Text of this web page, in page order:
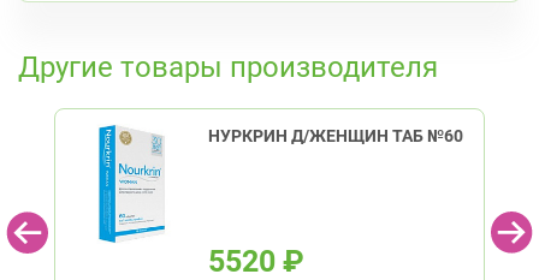
Другие товары производителя
НУРКРИН Д/ЖЕНЩИН ТАБ №60
5520 ₽